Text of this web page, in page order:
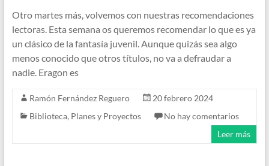
Otro martes más, volvemos con nuestras recomendaciones
lectoras. Esta semana os queremos recomendar lo que es ya
un clásico de la fantasía juvenil. Aunque quizás sea algo
menos conocido que otros títulos, no va a defraudar a
nadie. Eragon es
Ramón Fernández Reguero
20 febrero 2024
Biblioteca, Planes y Proyectos
No hay comentarios
Leer más